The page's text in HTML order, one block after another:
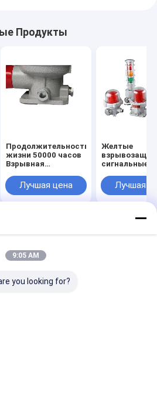
Продукты
Продолжительность
жизни 50000 часов
Взрывная
предупреждения
Система
Идеальная опасная
Лучшая цена
Желтые
сигнальные
абажуром
Желтый,
Ex II 2 G Ex Db
T6 Gb II 2 D
Лучшая
данные
Site
сайта
Privacy Policy
Reserved.
9:05 AM
you looking for?